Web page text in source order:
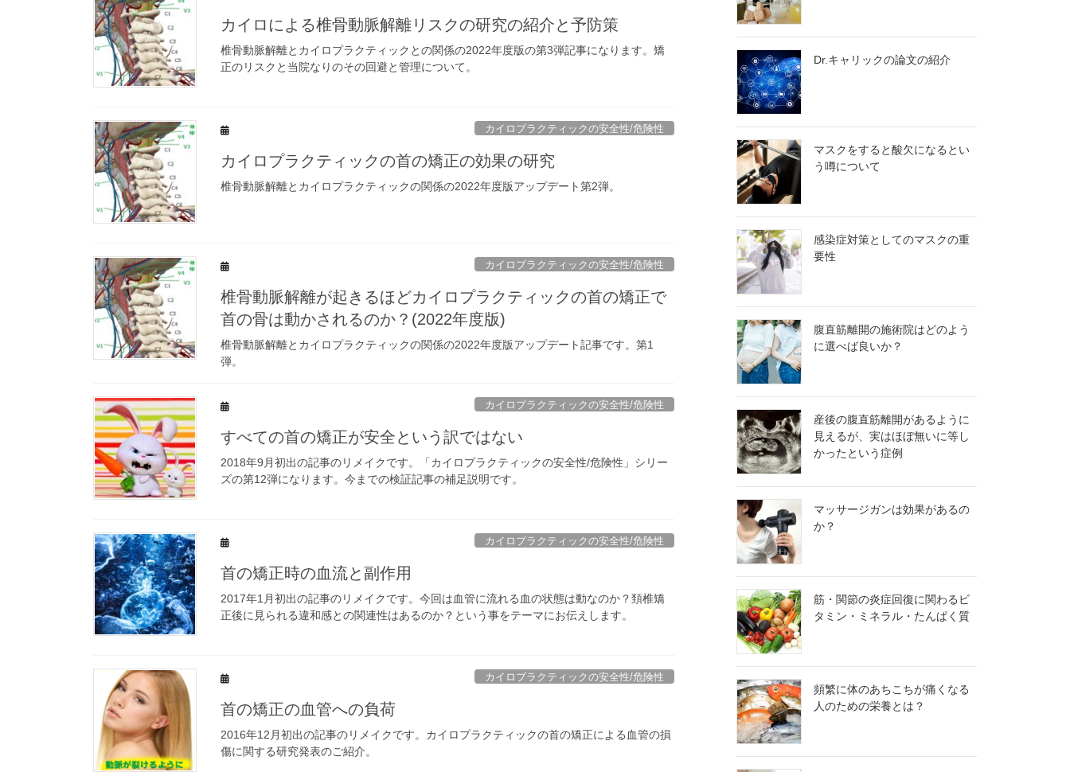
カイロによる椎骨動脈解離リスクの研究の紹介と予防策
椎骨動脈解離とカイロプラクティックとの関係の2022年度版の第3弾記事になります。矯
正のリスクと当院なりのその回避と管理について。
カイロプラクティックの安全性/危険性
カイロプラクティックの首の矯正の効果の研究
椎骨動脈解離とカイロプラクティックの関係の2022年度版アップデート第2弾。
カイロプラクティックの安全性/危険性
椎骨動脈解離が起きるほどカイロプラクティックの首の矯正で
首の骨は動かされるのか？(2022年度版)
椎骨動脈解離とカイロプラクティックの関係の2022年度版アップデート記事です。第1
弾。
カイロプラクティックの安全性/危険性
すべての首の矯正が安全という訳ではない
2018年9月初出の記事のリメイクです。「カイロプラクティックの安全性/危険性」シリー
ズの第12弾になります。今までの検証記事の補足説明です。
カイロプラクティックの安全性/危険性
首の矯正時の血流と副作用
2017年1月初出の記事のリメイクです。今回は血管に流れる血の状態は動なのか？頚椎矯
正後に見られる違和感との関連性はあるのか？という事をテーマにお伝えします。
カイロプラクティックの安全性/危険性
首の矯正の血管への負荷
2016年12月初出の記事のリメイクです。カイロプラクティックの首の矯正による血管の損
傷に関する研究発表のご紹介。
Dr.キャリックの論文の紹介
マスクをすると酸欠になるとい
う噂について
感染症対策としてのマスクの重
要性
腹直筋離開の施術院はどのよう
に選べば良いか？
産後の腹直筋離開があるように
見えるが、実はほぼ無いに等し
かったという症例
マッサージガンは効果があるの
か？
筋・関節の炎症回復に関わるビ
タミン・ミネラル・たんぱく質
頻繁に体のあちこちが痛くなる
人のための栄養とは？